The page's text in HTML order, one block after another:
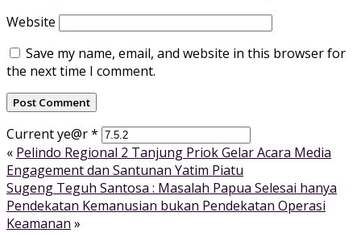
Website
Save my name, email, and website in this browser for
the next time I comment.
Current ye@r*
« Pelindo Regional 2 Tanjung Priok Gelar Acara Media
Engagement dan Santunan Yatim Piatu
Sugeng Teguh Santosa : Masalah Papua Selesai hanya
Pendekatan Kemanusian bukan Pendekatan Operasi
Keamanan »